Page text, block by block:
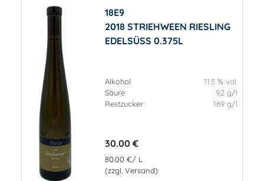
18E9
2018 STRIEHWEEN RIESLING
EDELSÜSS 0.375L
Alkohol
11.5 % vol.
Säure
9.2 g/l
Restzucker
169 g/l
30.00 €
80.00 €/ L
(zzgl. Versand)